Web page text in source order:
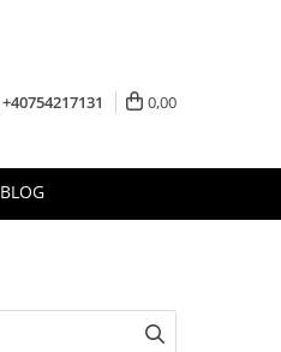
+40754217131 0,00
BLOG